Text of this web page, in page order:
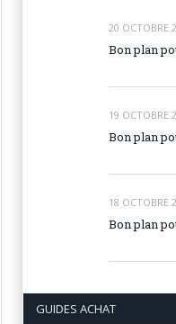
20 OCTOBRE
Bon plan
19 OCTOBRE
Bon plan
18 OCTOBRE
Bon plan
GUIDES ACHAT